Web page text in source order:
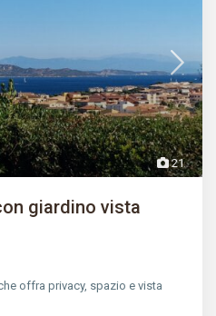
21
giardino vista
offra privacy, spazio e vista